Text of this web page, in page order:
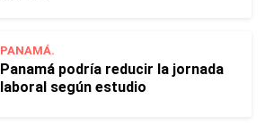
PANAMÁ.
Panamá podría reducir la jornada
laboral según estudio